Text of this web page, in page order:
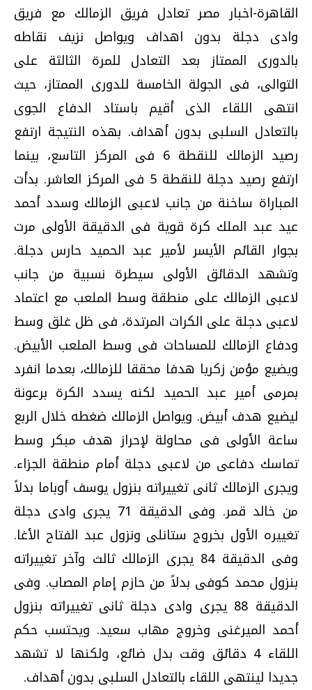
القاهرة-اخبار مصر تعادل فريق الزمالك مع فريق
وادى دجلة بدون اهداف ويواصل نزيف نقاطه
بالدورى الممتاز بعد التعادل للمرة الثالثة على
التوالى، فى الجولة الخامسة للدورى الممتاز، حيث
انتهى اللقاء الذى أقيم باستاد الدفاع الجوى
بالتعادل السلبى بدون أهداف. بهذه النتيجة ارتفع
رصيد الزمالك للنقطة 6 فى المركز التاسع، بينما
ارتفع رصيد دجلة للنقطة 5 فى المركز العاشر. بدأت
المباراة ساخنة من جانب لاعبى الزمالك وسدد أحمد
عيد عبد الملك كرة قوية فى الدقيقة الأولى مرت
بجوار القائم الأيسر لأمير عبد الحميد حارس دجلة.
وتشهد الدقائق الأولى سيطرة نسبية من جانب
لاعبى الزمالك على منطقة وسط الملعب مع اعتماد
لاعبى دجلة على الكرات المرتدة، فى ظل غلق وسط
ودفاع الزمالك للمساحات فى وسط الملعب الأبيض.
ويضيع مؤمن زكريا هدفا محققا للزمالك، بعدما انفرد
بمرمى أمير عبد الحميد لكنه يسدد الكرة برعونة
ليضيع هدف أبيض. ويواصل الزمالك ضغطه خلال الربع
ساعة الأولى فى محاولة لإحراز هدف مبكر وسط
تماسك دفاعى من لاعبى دجلة أمام منطقة الجزاء.
ويجرى الزمالك ثانى تغييراته بنزول يوسف أوباما بدلاً
من خالد قمر. وفى الدقيقة 71 يجرى وادى دجلة
تغييره الأول بخروج ستانلى ونزول عبد الفتاح الأغا.
وفى الدقيقة 84 يجرى الزمالك ثالث وآخر تغييراته
بنزول محمد كوفى بدلاً من حازم إمام المصاب. وفى
الدقيقة 88 يجرى وادى دجلة ثانى تغييراته بنزول
أحمد الميرغنى وخروج مهاب سعيد. ويحتسب حكم
اللقاء 4 دقائق وقت بدل ضائع، ولكنها لا تشهد
جديدا لينتهى اللقاء بالتعادل السلبى بدون أهداف.